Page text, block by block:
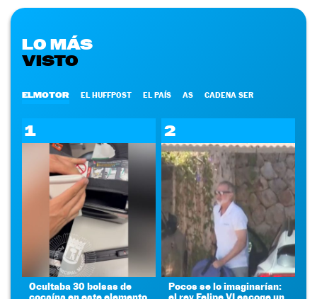
LO MÁS
VISTO
ELMOTOR EL HUFFPOST EL PAÍS AS CADENA SER
1
Ocultaba 30 bolsas de
cocaína en este elemento
2
Pocos se lo imaginarían:
el rey Felipe VI escoge un